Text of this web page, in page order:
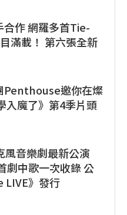
合作 網羅多首Tie-
滿載！ 第六張全新
Penthouse邀你在燦
入魔了》第4季片頭
風音樂劇最新公演
劇中歌一次收錄 公
LIVE》發行